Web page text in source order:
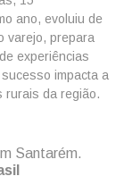
Santarém.